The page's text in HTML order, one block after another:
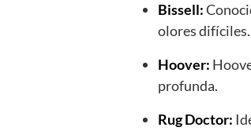
Bissell:
olores difíciles.
Hoover:
profunda.
Rug Doctor: